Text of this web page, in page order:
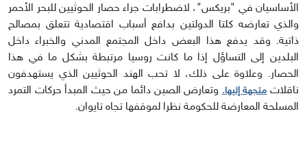
الأساسيان في "بريكس"، لاضطرابات جراء حصار الحوثيين للبحر الأحمر
والذي تعارضه كلتا الدولتين بدافع أسباب اقتصادية تتعلق بمصالح
ذاتية. وقد يدفع هذا البعض داخل المجتمع المدني والخبراء داخل
البلدين إلى التساؤل إذا ما كانت روسيا مرتبطة بشكل ما في هذا
الحصار. وعلاوة على ذلك، لا تحب الهند الحوثيين الذي يستهدفون
ناقلاتمتجهة إليها.وتعارض الصين دائما من حيث المبدأ حركات التمرد
المسلحة المعارضة للحكومة نظرا لموقفها تجاه تايوان.